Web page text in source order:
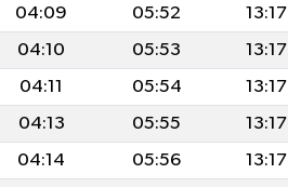
04:09 05:52 13:17
04:10 05:53 13:17
04:11 05:54 13:17
04:13 05:55 13:17
04:14 05:56 13:17